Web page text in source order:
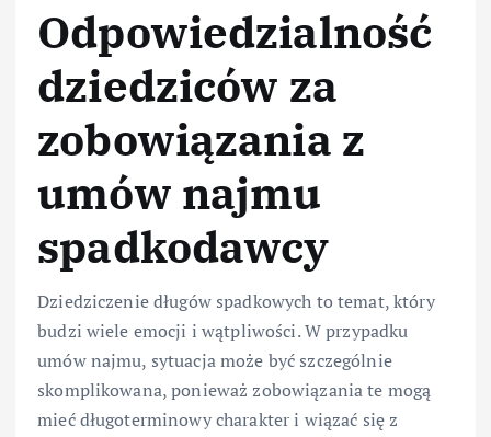
Odpowiedzialność
dziedziców za
zobowiązania z
umów najmu
spadkodawcy
Dziedziczenie długów spadkowych to temat, który
budzi wiele emocji i wątpliwości. W przypadku
umów najmu, sytuacja może być szczególnie
skomplikowana, ponieważ zobowiązania te mogą
mieć długoterminowy charakter i wiązać się z